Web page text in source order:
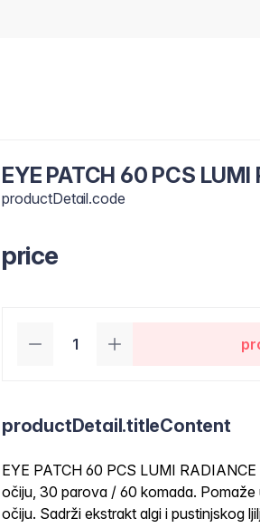
EYE PATCH 60 PCS LUMI
productDetail.code
price
productDetail.titleContent
EYE PATCH 60 PCS LUMI
očiju, 30 parova / 60 komada.
očiju. Sadrži ekstrakt algi i pustinjskog